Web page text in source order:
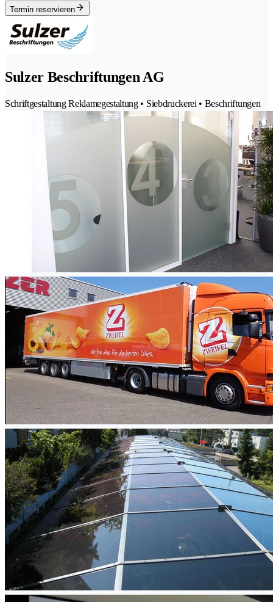
Termin reservieren
Sulzer Beschriftungen AG
Schriftgestaltung Reklamegestaltung • Siebdruckerei • Beschriftungen